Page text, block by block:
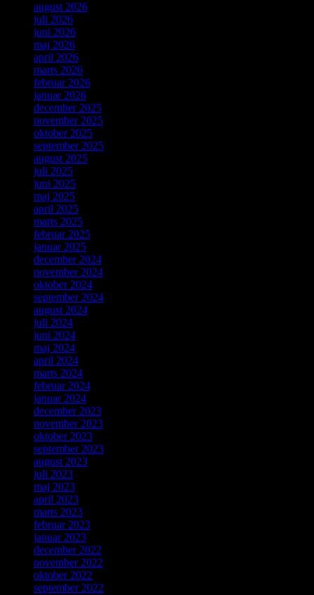
august 2026
juli 2026
juni 2026
maj 2026
april 2026
marts 2026
februar 2026
januar 2026
december 2025
november 2025
oktober 2025
september 2025
august 2025
juli 2025
juni 2025
maj 2025
april 2025
marts 2025
februar 2025
januar 2025
december 2024
november 2024
oktober 2024
september 2024
august 2024
juli 2024
juni 2024
maj 2024
april 2024
marts 2024
februar 2024
januar 2024
december 2023
november 2023
oktober 2023
september 2023
august 2023
juli 2023
maj 2023
april 2023
marts 2023
februar 2023
januar 2023
december 2022
november 2022
oktober 2022
september 2022